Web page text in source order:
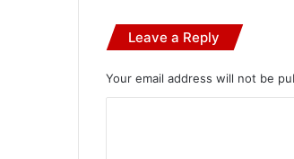
Leave a Reply
Your email address will not be